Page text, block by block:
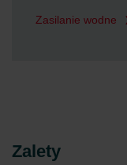
Zasilanie wodne
Zalety